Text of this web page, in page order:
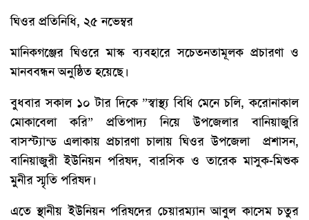
ঘিওর প্রতিনিধি, ২৫ নভেম্বর
মানিকগঞ্জের ঘিওরে মাস্ক ব্যবহারে সচেতনতামূলক প্রচারণা ও
মানববন্ধন অনুষ্ঠিত হয়েছে।
বুধবার সকাল ১০ টার দিকে ”স্বাস্থ্য বিধি মেনে চলি, করোনাকাল
মোকাবেলা করি” প্রতিপাদ্য নিয়ে উপজেলার বানিয়াজুরি
বাসস্ট্যান্ড এলাকায় প্রচারণা চালায় ঘিওর উপজেলা প্রশাসন,
বানিয়াজুরী ইউনিয়ন পরিষদ, বারসিক ও তারেক মাসুক-মিশুক
মুনীর স্মৃতি পরিষদ।
এতে স্থানীয় ইউনিয়ন পরিষদের চেয়ারম্যান আবুল কাসেম চতুর